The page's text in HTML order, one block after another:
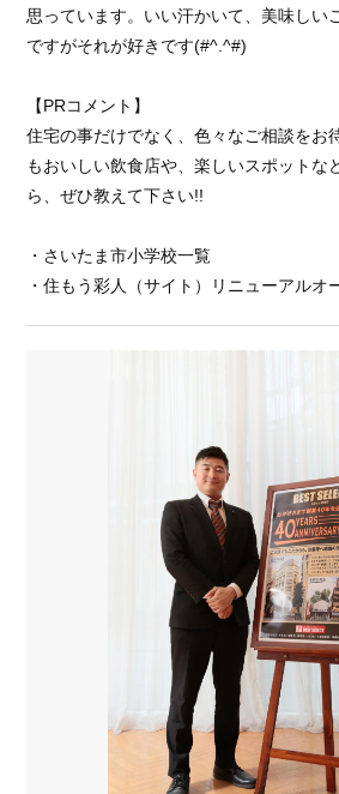
思っています。いい汗かいて、美味し
ですがそれが好きです(#^.^#)
【PRコメント】
住宅の事だけでなく、色々なご相談をお
もおいしい飲食店や、楽しいスポットな
ら、ぜひ教えて下さい!!
・ さいたま市小学校一覧
・住もう彩人（サイト）リニューアルオ